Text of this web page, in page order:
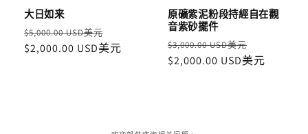
大日如来
定
價
$5,000.00 USD美元
價
$2,000.00 USD美元
原礦紫泥粉段持經自在觀
音紫砂擺件
定
價
$3,000.00 USD美元
價
$2,000.00 USD美元